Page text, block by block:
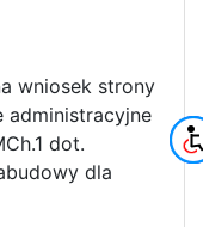
wniosek strony
administracyjne
dot.
dla